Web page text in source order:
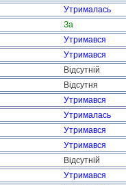
Утрималась
За
Утримався
Утримався
Відсутній
Відсутня
Утримався
Утрималась
Утримався
Утримався
Відсутній
Утримався